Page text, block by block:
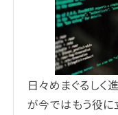
日々めまぐるしく
が今ではもう役に